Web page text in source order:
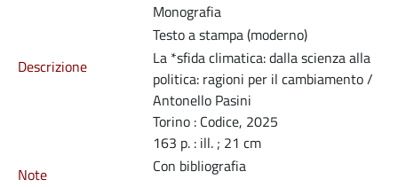
Monografia
Testo a stampa (moderno)
Descrizione
La *sfida climatica: dalla scienza alla
politica: ragioni per il cambiamento /
Antonello Pasini
Torino : Codice, 2025
163 p. : ill. ; 21 cm
Note
Con bibliografia